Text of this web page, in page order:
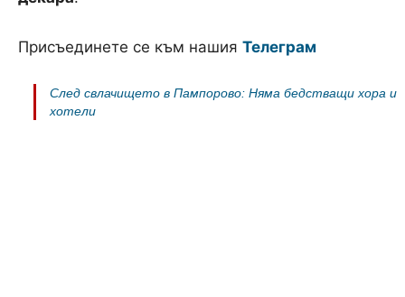
Присъединете се към нашия Телеграм
След свлачището в Пампорово: Няма бедстващи хора и
хотели